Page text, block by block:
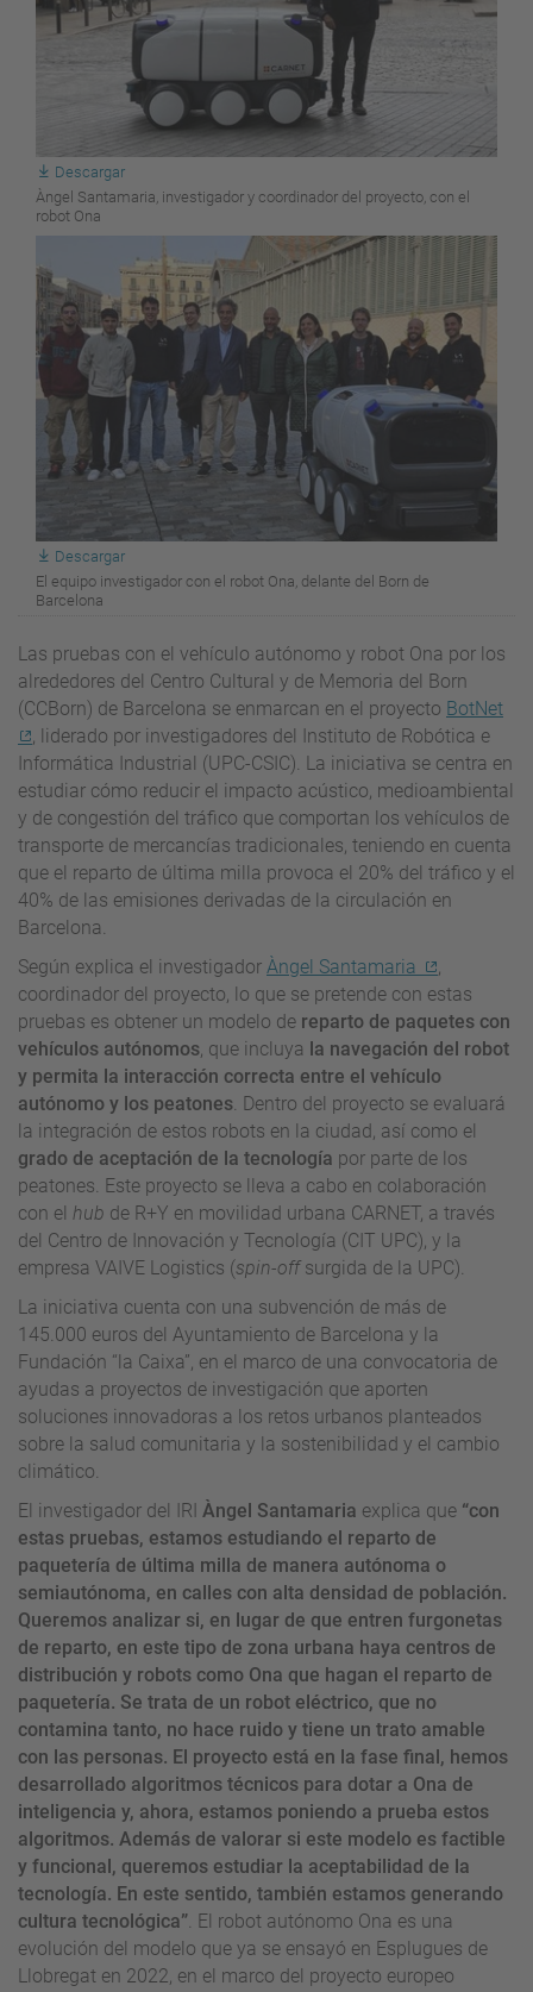
Descargar
Àngel Santamaria, investigador y coordinador del proyecto, con el
robot Ona
Descargar
El equipo investigador con el robot Ona, delante del Born de
Barcelona
Las pruebas con el vehículo autónomo y robot Ona por los
alrededores del Centro Cultural y de Memoria del Born
(CCBorn) de Barcelona se enmarcan en el proyecto BotNet
, liderado por investigadores del Instituto de Robótica e
Informática Industrial (UPC-CSIC). La iniciativa se centra en
estudiar cómo reducir el impacto acústico, medioambiental
y de congestión del tráfico que comportan los vehículos de
transporte de mercancías tradicionales, teniendo en cuenta
que el reparto de última milla provoca el 20% del tráfico y el
40% de las emisiones derivadas de la circulación en
Barcelona.
Según explica el investigador Àngel Santamaria
coordinador del proyecto, lo que se pretende con estas
pruebas es obtener un modelo de reparto de paquetes con
vehículos autónomos , que incluya la navegación del robot
y permita la interacción correcta entre el vehículo
autónomo y los peatones . Dentro del proyecto se evaluará
la integración de estos robots en la ciudad, así como el
grado de aceptación de la tecnología por parte de los
peatones. Este proyecto se lleva a cabo en colaboración
con el hub de R+Y en movilidad urbana CARNET, a través
del Centro de Innovación y Tecnología (CIT UPC), y la
empresa VAIVE Logistics (spin-off surgida de la UPC).
La iniciativa cuenta con una subvención de más de
145.000 euros del Ayuntamiento de Barcelona y la
Fundación “la Caixa”, en el marco de una convocatoria de
ayudas a proyectos de investigación que aporten
soluciones innovadoras a los retos urbanos planteados
sobre la salud comunitaria y la sostenibilidad y el cambio
climático.
El investigador del IRI Àngel Santamaria explica que “con
estas pruebas, estamos estudiando el reparto de
paquetería de última milla de manera autónoma o
semiautónoma, en calles con alta densidad de población.
Queremos analizar si, en lugar de que entren furgonetas
de reparto, en este tipo de zona urbana haya centros de
distribución y robots como Ona que hagan el reparto de
paquetería. Se trata de un robot eléctrico, que no
contamina tanto, no hace ruido y tiene un trato amable
con las personas. El proyecto está en la fase final, hemos
desarrollado algoritmos técnicos para dotar a Ona de
inteligencia y, ahora, estamos poniendo a prueba estos
algoritmos. Además de valorar si este modelo es factible
y funcional, queremos estudiar la aceptabilidad de la
tecnología. En este sentido, también estamos generando
cultura tecnológica” . El robot autónomo Ona es una
evolución del modelo que ya se ensayó en Esplugues de
Llobregat en 2022, en el marco del proyecto europeo